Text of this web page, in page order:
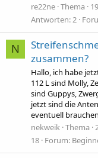
re22ne Thema
Antworten: 2
N
zusammen?
Hallo, ich habe
112 L sind Molly,
sind Guppys,
jetzt sind die
eventuell
nekweik Thema
18 Forum: